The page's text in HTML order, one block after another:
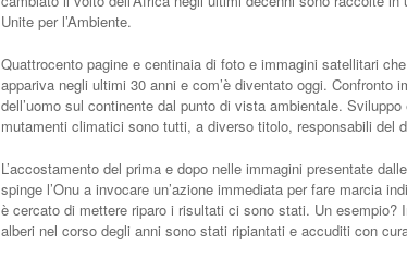
Unite per l’Ambiente.
Quattrocento pagine e centinaia di foto e immagini satellitari
appariva negli ultimi 30 anni e com’è diventato oggi.
dell’uomo sul continente dal punto di vista ambientale.
mutamenti climatici sono tutti, a diverso titolo, responsabili del
L’accostamento del prima e dopo nelle immagini presentate
spinge l’Onu a invocare un’azione immediata per fare marcia
è cercato di mettere riparo i risultati ci sono stati. Un esempio?
alberi nel corso degli anni sono stati ripiantati e accuditi con